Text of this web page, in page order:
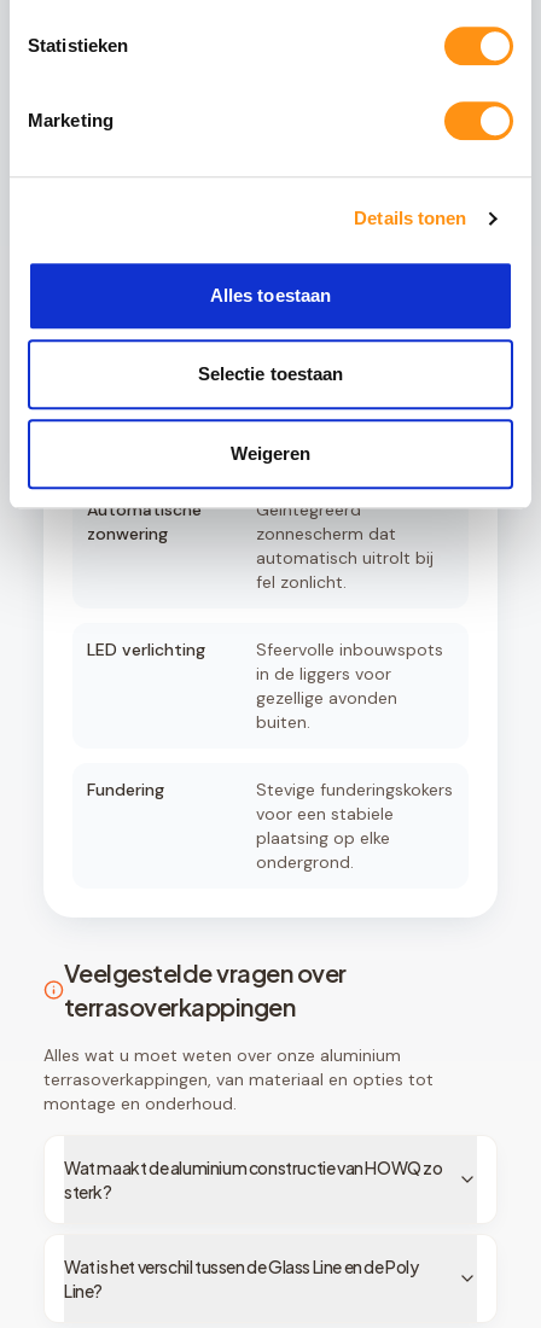
Statistieken
Marketing
Details tonen
Alles toestaan
Selectie toestaan
Weigeren
Volledig isolerende
met optimaal comfort.
Aluminium zijwandenCreëer privacy en
elegante aluminium
rabatpanelen.
Automatische
zonwering
Geïntegreerd
zonnescherm dat
automatisch uitrolt bij
fel zonlicht.
LED verlichting
Sfeervolle inbouwspots
in de liggers voor
gezellige avonden
buiten.
Fundering
Stevige funderingskokers
voor een stabiele
plaatsing op elke
ondergrond.
Veelgestelde vragen over
terrasoverkappingen
Alles wat u moet weten over onze aluminium
terrasoverkappingen, van materiaal en opties tot
montage en onderhoud.
Wat maakt de aluminium constructie van HOWQ zo
sterk?
Wat is het verschil tussen de Glass Line en de Poly
Line?